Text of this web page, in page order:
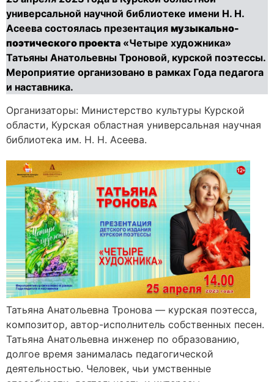
универсальной научной библиотеке имени Н. Н.
Асеева состоялась презентация музыкально-
поэтического проекта «Четыре художника»
Татьяны Анатольевны Троновой, курской поэтессы.
Мероприятие организовано в рамках Года педагога
и наставника.
Организаторы: Министерство культуры Курской
области, Курская областная универсальная научная
библиотека им. Н. Н. Асеева.
Татьяна Анатольевна Тронова — курская поэтесса,
композитор, автор-исполнитель собственных песен.
Татьяна Анатольевна инженер по образованию,
долгое время занималась педагогической
деятельностью. Человек, чьи умственные